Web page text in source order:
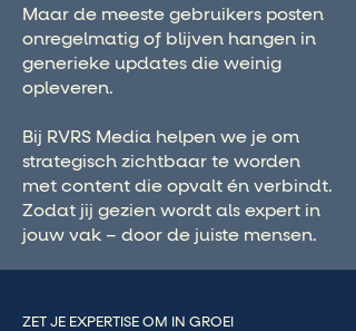
Maar de meeste gebruikers posten
onregelmatig of blijven hangen in
generieke updates die weinig
opleveren.
Bij RVRS Media helpen we je om
strategisch zichtbaar te worden
met content die opvalt én verbindt.
Zodat jij gezien wordt als expert in
jouw vak – door de juiste mensen.
ZET JE EXPERTISE OM IN GROEI